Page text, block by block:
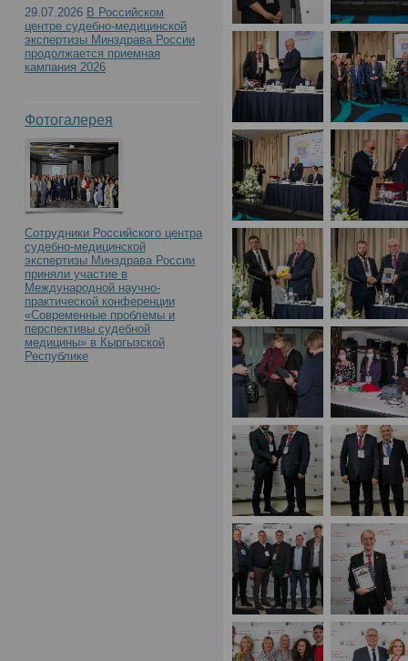
Российского центра
экспертизы. К 90-
образования»(День1)
29.07.2026 В Российском
центре судебно-медицинской
экспертизы Минздрава России
продолжается приемная
кампания 2026
Фотогалерея
Сотрудники Российского центра
судебно-медицинской
экспертизы Минздрава России
приняли участие в
Международной научно-
практической конференции
«Современные проблемы и
перспективы судебной
медицины» в Кыргызской
Республике